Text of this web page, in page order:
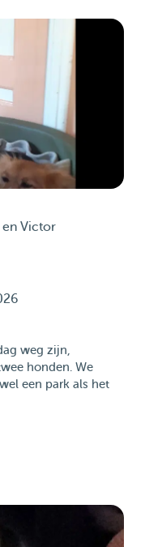
en Victor
weg zijn,
honden. We
een park als het